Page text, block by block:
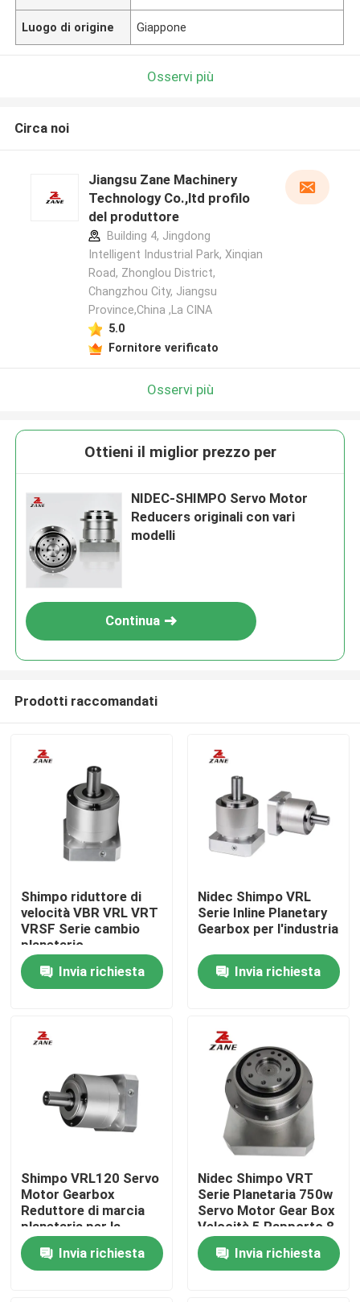
Chi siamo
Fatory Tour
Controllo di qualità
Contattaci
Tutti i casi
Richiedere un preventivo
Luogo di origine Giappone
Osservi più
Circa noi
Jiangsu Zane Machinery
Technology Co.,ltd profilo
del produttore
Building 4, Jingdong
Intelligent Industrial Park, Xinqian
Road, Zhonglou District,
Changzhou City, Jiangsu
Province,China ,La CINA
5.0
Fornitore verificato
Osservi più
Ottieni il miglior prezzo per
NIDEC-SHIMPO Servo Motor
Reducers originali con vari
modelli
Continua
Prodotti raccomandati
Shimpo riduttore di
velocità VBR VRL VRT
VRSF Serie cambio
planetario
Invia richiesta
Nidec Shimpo VRL
Serie Inline Planetary
Gearbox per l'industria
Invia richiesta
Shimpo VRL120 Servo
Motor Gearbox
Reduttore di marcia
planetaria per la
macchina di taglio
laser a fibraInvia richiesta
Nidec Shimpo VRT
Serie Planetaria 750w
Servo Motor Gear Box
Velocità 5 Rapporto 8
10 Vari modelli
Invia richiesta